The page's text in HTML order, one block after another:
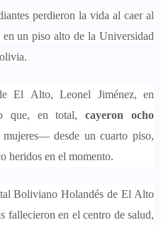
perdieron la vida al caer al
un piso alto de la Universidad
El Alto, Leonel Jiménez, en
que, en total,cayeron ocho
desde un cuarto piso,
heridos en el momento.
Boliviano Holandés de El Alto
fallecieron en el centro de salud,